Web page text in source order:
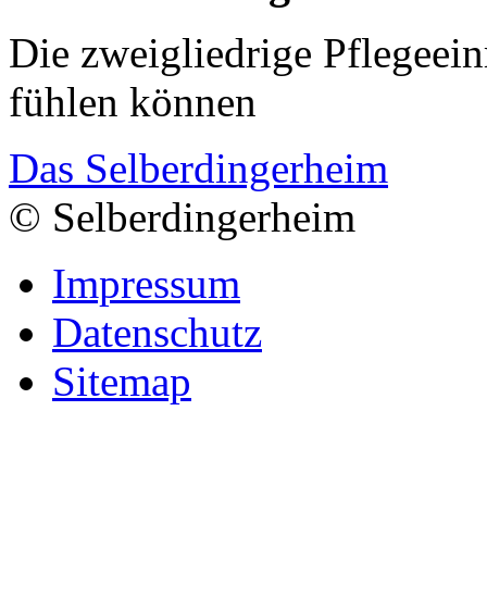
Die zweigliedrige
fühlen können
Das Selberdingerheim
© Selberdingerheim
Impressum
Datenschutz
Sitemap